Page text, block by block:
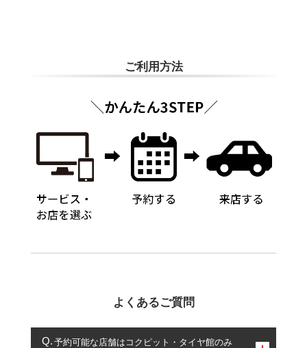
ご利用方法
よくあるご質問
予約可能な店舗はコクピット・タイヤ館のみ